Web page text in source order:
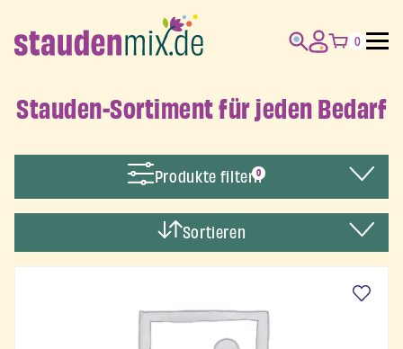
0
Stauden-Sortiment für jeden Bedarf
Produkte filtern
0
Sortieren